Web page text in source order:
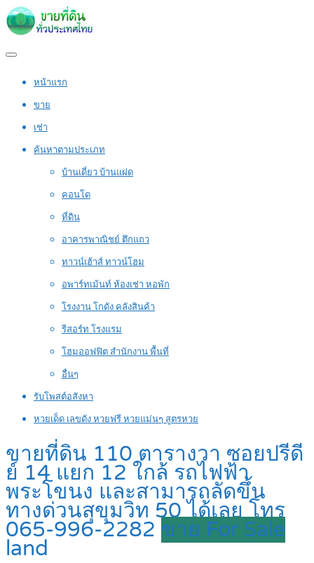
หน้าแรก
ขาย
เช่า
ค้นหาตามประเภท
บ้านเดี่ยว บ้านแฝด
คอนโด
ที่ดิน
อาคารพาณิชย์ ตึกแถว
ทาวน์เฮ้าส์ ทาวน์โฮม
อพาร์ทเม้นท์ ห้องเช่า หอพัก
โรงงาน โกดัง คลังสินค้า
รีสอร์ท โรงแรม
โฮมออฟฟิต สำนักงาน พื้นที่
อื่นๆ
รับโพสต์อสังหา
หวยเด็ด เลขดัง หวยฟรี หวยแม่นๆ สูตรหวย
ขายที่ดิน 110 ตารางวา ซอยปรีดี
ย์ 14 แยก 12 ใกล้ รถไฟฟ้า
พระโขนง และสามารถลัดขึ้น
ทางด่วนสุขุมวิท 50 ได้เลย โทร
065-996-2282 ขาย For Sale
land